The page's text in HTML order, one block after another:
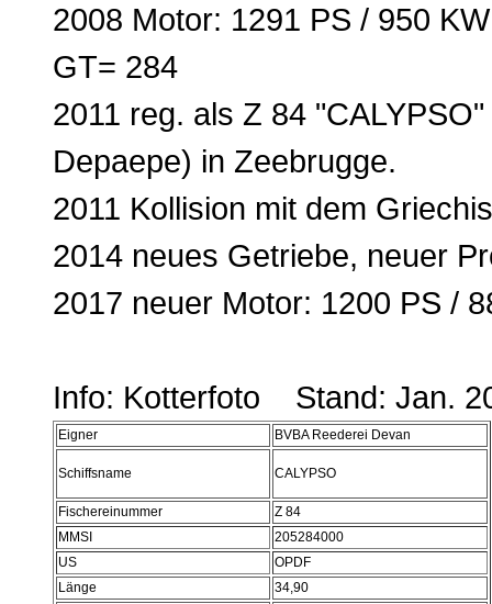
2008 Motor: 1291 PS / 950 KW
GT= 284
2011 reg. als Z 84
Depaepe) in Zeebrugge.
2011 Kollision mit dem
2014 neues Getriebe, neuer
2017 neuer Motor: 1200 PS /
Info: Kotterfoto Stand: Jan.
Eigner BVBA Reederei Devan
Schiffsname CALYPSO
Fischereinummer
Z 84
MMSI
205284000
US
OPDF
Länge
34,90